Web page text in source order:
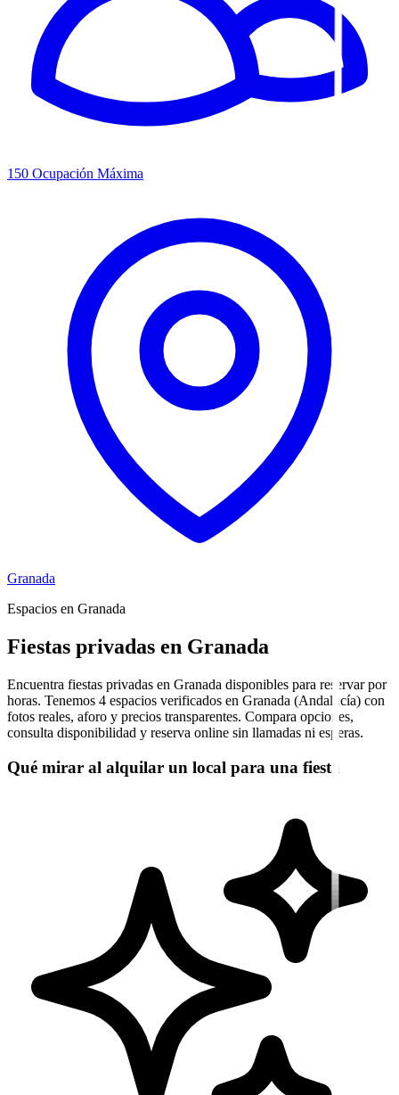
150 Ocupación Máxima
Granada
Espacios en Granada
Fiestas privadas en Granada
Encuentra fiestas privadas en Granada disponibles para reservar por
horas. Tenemos 4 espacios verificados en Granada (Andalucía) con
fotos reales, aforo y precios transparentes. Compara opciones,
consulta disponibilidad y reserva online sin llamadas ni esperas.
Qué mirar al alquilar un local para una fiesta